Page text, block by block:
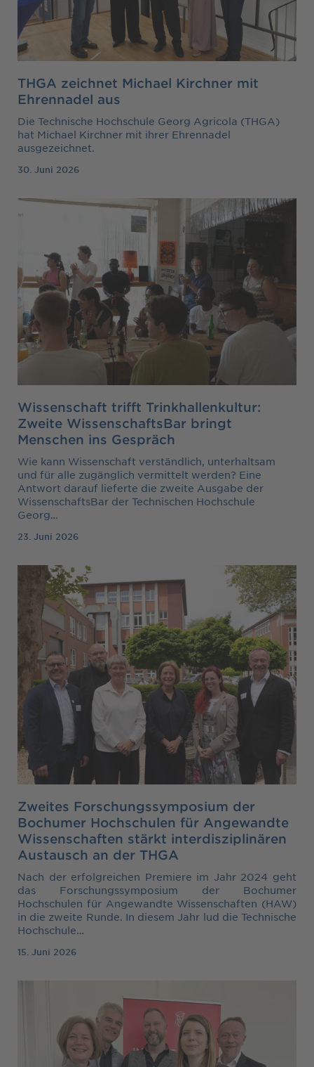
THGA zeichnet Michael Kirchner mit
Ehrennadel aus
Die Technische Hochschule Georg Agricola (THGA)
hat Michael Kirchner mit ihrer Ehrennadel
ausgezeichnet.
30. Juni 2026
Wissenschaft trifft Trinkhallenkultur:
Zweite WissenschaftsBar bringt
Menschen ins Gespräch
Wie kann Wissenschaft verständlich, unterhaltsam
und für alle zugänglich vermittelt werden? Eine
Antwort darauf lieferte die zweite Ausgabe der
WissenschaftsBar der Technischen Hochschule
Georg…
23. Juni 2026
Zweites Forschungssymposium der
Bochumer Hochschulen für Angewandte
Wissenschaften stärkt interdisziplinären
Austausch an der THGA
Nach der erfolgreichen Premiere im Jahr 2024 geht
das Forschungssymposium der Bochumer
Hochschulen für Angewandte Wissenschaften (HAW)
in die zweite Runde. In diesem Jahr lud die Technische
Hochschule…
15. Juni 2026